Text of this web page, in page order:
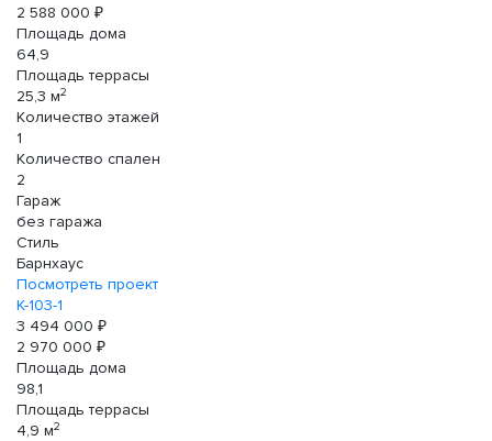
2 588 000 ₽
Площадь дома
64,9
Площадь террасы
25,3 м2
Количество этажей
1
Количество спален
2
Гараж
без гаража
Стиль
Барнхаус
Посмотреть проект
К-103-1
3 494 000 ₽
2 970 000 ₽
Площадь дома
98,1
Площадь террасы
4,9 м2